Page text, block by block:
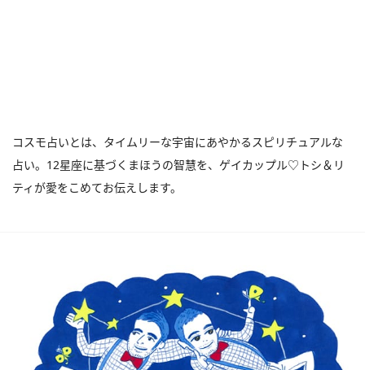
コスモ占いとは、タイムリーな宇宙にあやかるスピリチュアルな
占い。12星座に基づくまほうの智慧を、ゲイカップル♡トシ＆リ
ティが愛をこめてお伝えします。